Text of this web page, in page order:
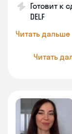
Готовит к
DELF
Читать дальше
Читать